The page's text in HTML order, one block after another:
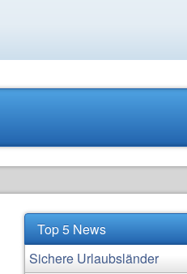
Top 5 News
Sichere Urlaubsländer